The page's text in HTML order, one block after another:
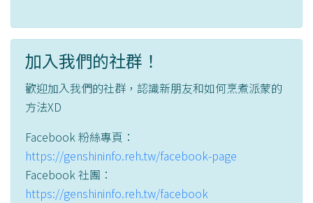
加入我們的社群！
歡迎加入我們的社群，認識新朋友和如何烹煮派蒙的
方法XD
Facebook 粉絲專頁：
https://genshininfo.reh.tw/facebook-page
Facebook 社團：
https://genshininfo.reh.tw/facebook